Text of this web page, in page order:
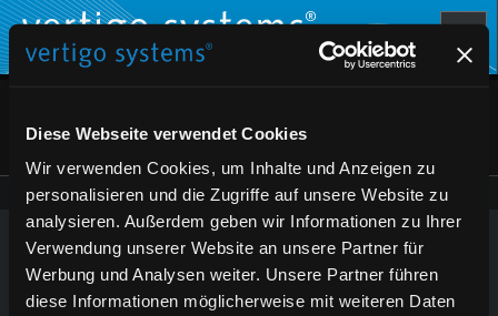
Diese Webseite verwendet Cookies
Wir verwenden Cookies, um Inhalte und Anzeigen zu
personalisieren und die Zugriffe auf unsere Website zu
analysieren. Außerdem geben wir Informationen zu Ihrer
Verwendung unserer Website an unsere Partner für
Werbung und Analysen weiter. Unsere Partner führen
diese Informationen möglicherweise mit weiteren Daten